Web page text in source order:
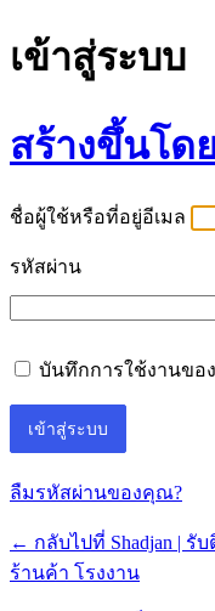
เข้าสู่ระบบ
สร้างขึ้นโด
ชื่อผู้ใช้หรือที่อยู่อีเมล
รหัสผ่าน
บันทึกการใช้งานขอ
ลืมรหัสผ่านของคุณ?
← กลับไปที่ Shadjan | รั
ร้านค้า โรงงาน